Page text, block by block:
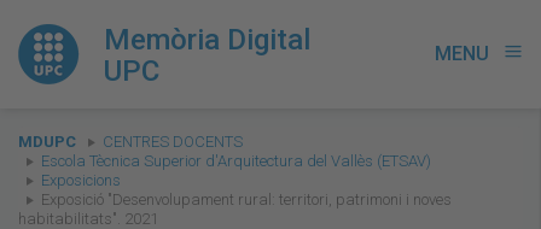
Memòria Digital
UPC
MENU menu
You
are
here:
MDUPC
CENTRES DOCENTS
Escola Tècnica Superior d'Arquitectura del Vallès (ETSAV)
Exposicions
Exposició "Desenvolupament rural: territori, patrimoni i noves
habitabilitats". 2021